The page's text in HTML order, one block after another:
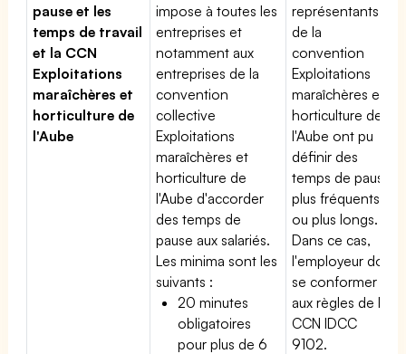
pause et les
temps de travail
et la CCN
Exploitations
maraîchères et
horticulture de
l'Aube
impose à toutes les
entreprises et
notamment aux
entreprises de la
convention
collective
Exploitations
maraîchères et
horticulture de
l'Aube d'accorder
des temps de
pause aux salariés.
Les minima sont les
suivants :
20 minutes
obligatoires
pour plus de 6
représentants
de la
convention
Exploitations
maraîchères et
horticulture de
l'Aube ont pu
définir des
temps de pause
plus fréquents
ou plus longs.
Dans ce cas,
l'employeur doit
se conformer
aux règles de la
CCN IDCC
9102.